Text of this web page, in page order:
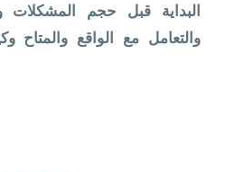
البداية قبل حجم المشكلات
والتعامل مع الواقع والمتاح